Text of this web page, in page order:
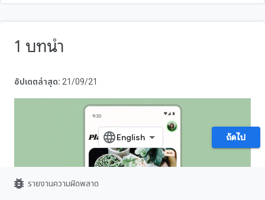
1 บทนำ
อัปเดตล่าสุด: 21/09/21
ถัดไป
bug_report รายงานความผิดพลาด